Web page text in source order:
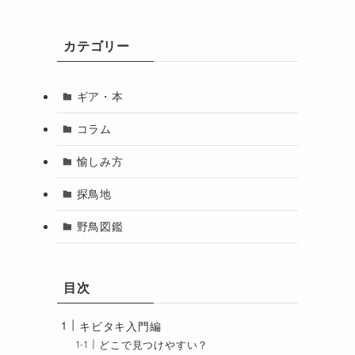
カテゴリー
ギア・本
コラム
愉しみ方
探鳥地
野鳥図鑑
目次
キビタキ入門編
どこで見つけやすい？